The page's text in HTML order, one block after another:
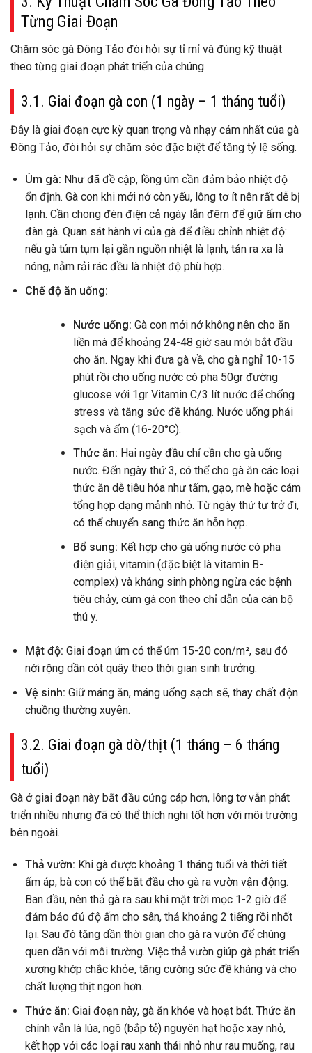
Từng Giai Đoạn
Chăm sóc gà Đông Tảo đòi hỏi sự tỉ mỉ và đúng kỹ thuật
theo từng giai đoạn phát triển của chúng.
3.1. Giai đoạn gà con (1 ngày – 1 tháng tuổi)
Đây là giai đoạn cực kỳ quan trọng và nhạy cảm nhất của gà
Đông Tảo, đòi hỏi sự chăm sóc đặc biệt để tăng tỷ lệ sống.
Úm gà: Như đã đề cập, lồng úm cần đảm bảo nhiệt độ
ổn định. Gà con khi mới nở còn yếu, lông tơ ít nên rất dễ bị
lạnh. Cần chong đèn điện cả ngày lẫn đêm để giữ ấm cho
đàn gà. Quan sát hành vi của gà để điều chỉnh nhiệt độ:
nếu gà túm tụm lại gần nguồn nhiệt là lạnh, tản ra xa là
nóng, nằm rải rác đều là nhiệt độ phù hợp.
Chế độ ăn uống:
Nước uống: Gà con mới nở không nên cho ăn
liền mà để khoảng 24-48 giờ sau mới bắt đầu
cho ăn. Ngay khi đưa gà về, cho gà nghỉ 10-15
phút rồi cho uống nước có pha 50gr đường
glucose với 1gr Vitamin C/3 lít nước để chống
stress và tăng sức đề kháng. Nước uống phải
sạch và ấm (16-20°C).
Thức ăn: Hai ngày đầu chỉ cần cho gà uống
nước. Đến ngày thứ 3, có thể cho gà ăn các loại
thức ăn dễ tiêu hóa như tấm, gạo, mè hoặc cám
tổng hợp dạng mảnh nhỏ. Từ ngày thứ tư trở đi,
có thể chuyển sang thức ăn hỗn hợp.
Bổ sung: Kết hợp cho gà uống nước có pha
điện giải, vitamin (đặc biệt là vitamin B-
complex) và kháng sinh phòng ngừa các bệnh
tiêu chảy, cúm gà con theo chỉ dẫn của cán bộ
thú y.
Mật độ: Giai đoạn úm có thể úm 15-20 con/m², sau đó
nới rộng dần cót quây theo thời gian sinh trưởng.
Vệ sinh: Giữ máng ăn, máng uống sạch sẽ, thay chất độn
chuồng thường xuyên.
3.2. Giai đoạn gà dò/thịt (1 tháng – 6 tháng
tuổi)
Gà ở giai đoạn này bắt đầu cứng cáp hơn, lông tơ vẫn phát
triển nhiều nhưng đã có thể thích nghi tốt hơn với môi trường
bên ngoài.
Thả vườn: Khi gà được khoảng 1 tháng tuổi và thời tiết
ấm áp, bà con có thể bắt đầu cho gà ra vườn vận động.
Ban đầu, nên thả gà ra sau khi mặt trời mọc 1-2 giờ để
đảm bảo đủ độ ấm cho sân, thả khoảng 2 tiếng rồi nhốt
lại. Sau đó tăng dần thời gian cho gà ra vườn để chúng
quen dần với môi trường. Việc thả vườn giúp gà phát triển
xương khớp chắc khỏe, tăng cường sức đề kháng và cho
chất lượng thịt ngon hơn.
Thức ăn: Giai đoạn này, gà ăn khỏe và hoạt bát. Thức ăn
chính vẫn là lúa, ngô (bắp tẻ) nguyên hạt hoặc xay nhỏ,
kết hợp với các loại rau xanh thái nhỏ như rau muống, rau